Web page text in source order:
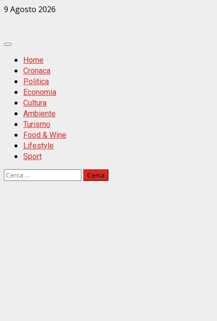
Zum
9 Agosto 2026
Primäres
MenüHome
Cronaca
Politica
Economia
Cultura
Ambiente
Turismo
Food & Wine
Lifestyle
Sport
Ricerca